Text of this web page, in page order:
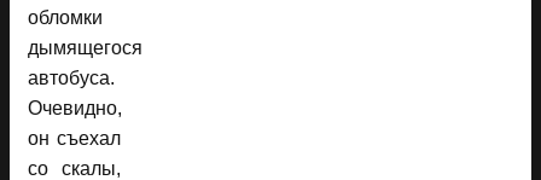
обломки
дымящегося
автобуса.
Очевидно,
он съехал
со скалы,